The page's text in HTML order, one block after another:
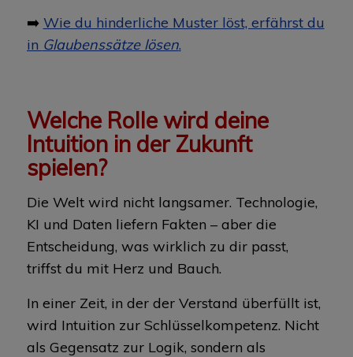
➡️ Wie du hinderliche Muster löst, erfährst du
in Glaubenssätze lösen.
Welche Rolle wird deine
Intuition in der Zukunft
spielen?
Die Welt wird nicht langsamer. Technologie,
KI und Daten liefern Fakten – aber die
Entscheidung, was wirklich zu dir passt,
triffst du mit Herz und Bauch.
In einer Zeit, in der der Verstand überfüllt ist,
wird Intuition zur Schlüsselkompetenz. Nicht
als Gegensatz zur Logik, sondern als